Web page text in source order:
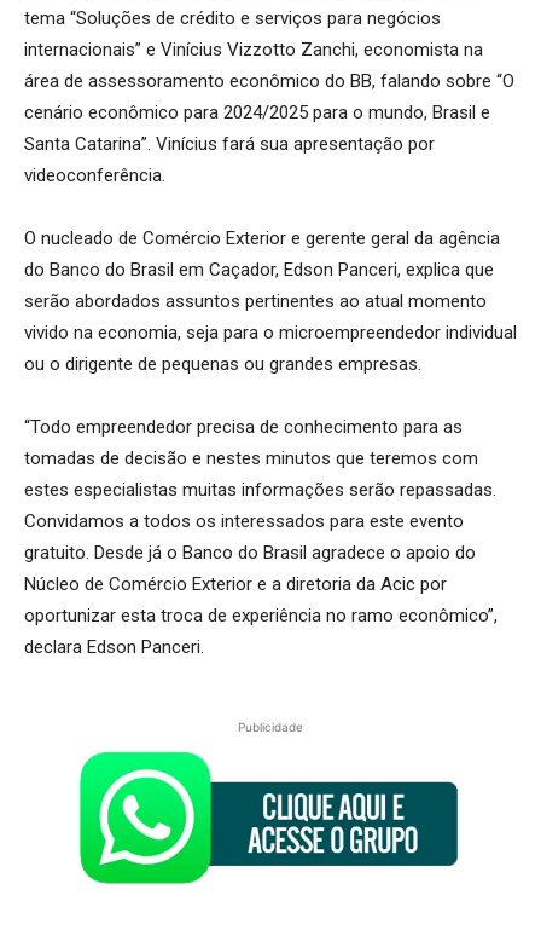
tema “Soluções de crédito e serviços para negócios
internacionais” e Vinícius Vizzotto Zanchi, economista na
área de assessoramento econômico do BB, falando sobre “O
cenário econômico para 2024/2025 para o mundo, Brasil e
Santa Catarina”. Vinícius fará sua apresentação por
videoconferência.
O nucleado de Comércio Exterior e gerente geral da agência
do Banco do Brasil em Caçador, Edson Panceri, explica que
serão abordados assuntos pertinentes ao atual momento
vivido na economia, seja para o microempreendedor individual
ou o dirigente de pequenas ou grandes empresas.
“Todo empreendedor precisa de conhecimento para as
tomadas de decisão e nestes minutos que teremos com
estes especialistas muitas informações serão repassadas.
Convidamos a todos os interessados para este evento
gratuito. Desde já o Banco do Brasil agradece o apoio do
Núcleo de Comércio Exterior e a diretoria da Acic por
oportunizar esta troca de experiência no ramo econômico”,
declara Edson Panceri.
Publicidade